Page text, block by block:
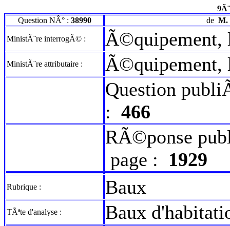
Question NÂ° : 38990 de M.
MinistÃ¨re interrogÃ© : Ã©quipement,
MinistÃ¨re attributaire :
Ã©quipement,
Question
: 466
RÃ©ponse
page : 1929
Rubrique : Baux
TÃªte d'analyse : Baux